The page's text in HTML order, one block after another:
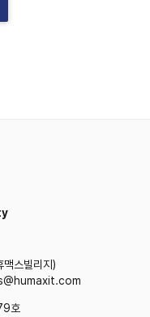
스빌리지)
호